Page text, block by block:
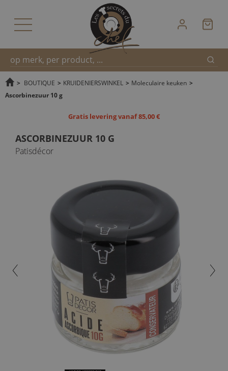
Snel
> BOUTIQUE > KRUIDENIERSWINKEL > Moleculaire keuken >
Ascorbinezuur 10 g
Gratis levering vanaf 85,00 €
ASCORBINEZUUR 10 G
Patisdécor